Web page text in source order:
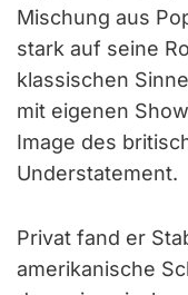
Mischung aus
stark auf seine
klassischen
mit eigenen
Image des
Understatement.
Privat fand er
amerikanische